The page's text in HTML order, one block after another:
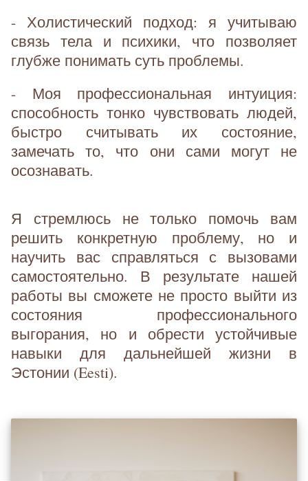
- Холистический подход: я учитываю
связь тела и психики, что позволяет
глубже понимать суть проблемы.
- Моя профессиональная интуиция:
способность тонко чувствовать людей,
быстро считывать их состояние,
замечать то, что они сами могут не
осознавать.
Я стремлюсь не только помочь вам
решить конкретную проблему, но и
научить вас справляться с вызовами
самостоятельно. В результате нашей
работы вы сможете не просто выйти из
состояния профессионального
выгорания, но и обрести устойчивые
навыки для дальнейшей жизни в
Эстонии (Eesti).